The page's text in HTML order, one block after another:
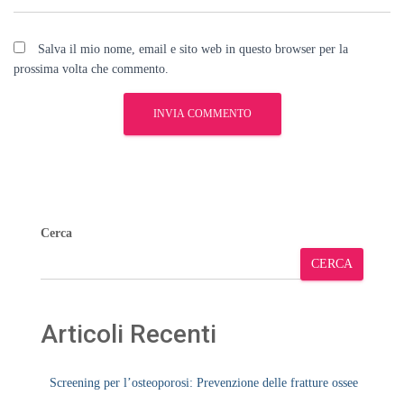
Salva il mio nome, email e sito web in questo browser per la
prossima volta che commento.
Cerca
CERCA
Articoli Recenti
Screening per l’osteoporosi: Prevenzione delle fratture ossee